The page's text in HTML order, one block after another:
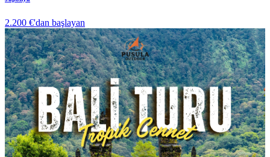
2.200 €'dan başlayan